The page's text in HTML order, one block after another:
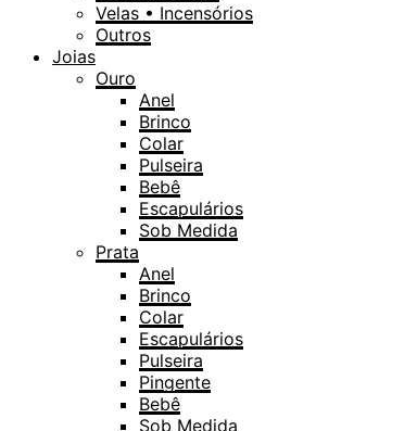
Velas • Incensórios
Outros
Joias
Ouro
Anel
Brinco
Colar
Pulseira
Bebê
Escapulários
Sob Medida
Prata
Anel
Brinco
Colar
Escapulários
Pulseira
Pingente
Bebê
Sob Medida